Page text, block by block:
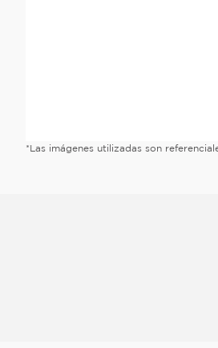
*Las imágenes utilizadas son